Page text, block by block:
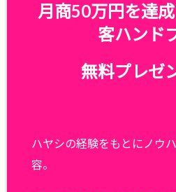
月商50万円を達
客ハンド
無料プレゼ
ハヤシの経験をもとにノウ
容。